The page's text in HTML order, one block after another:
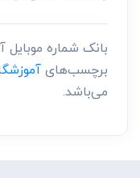
بانک شماره موبایل
برچسب‌های
می‌باشد.